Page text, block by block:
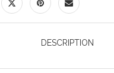
DESCRIPTION